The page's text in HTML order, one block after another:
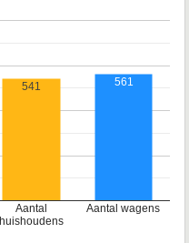
Aantal
huishoudens
Aantal wagens
541 561